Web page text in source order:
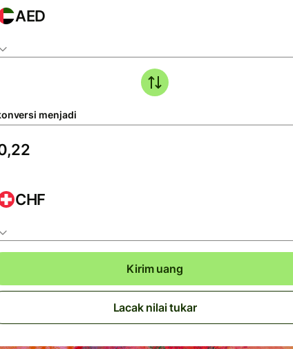
AED
menjadi
CHF
Kirim uang
Lacak nilai tukar